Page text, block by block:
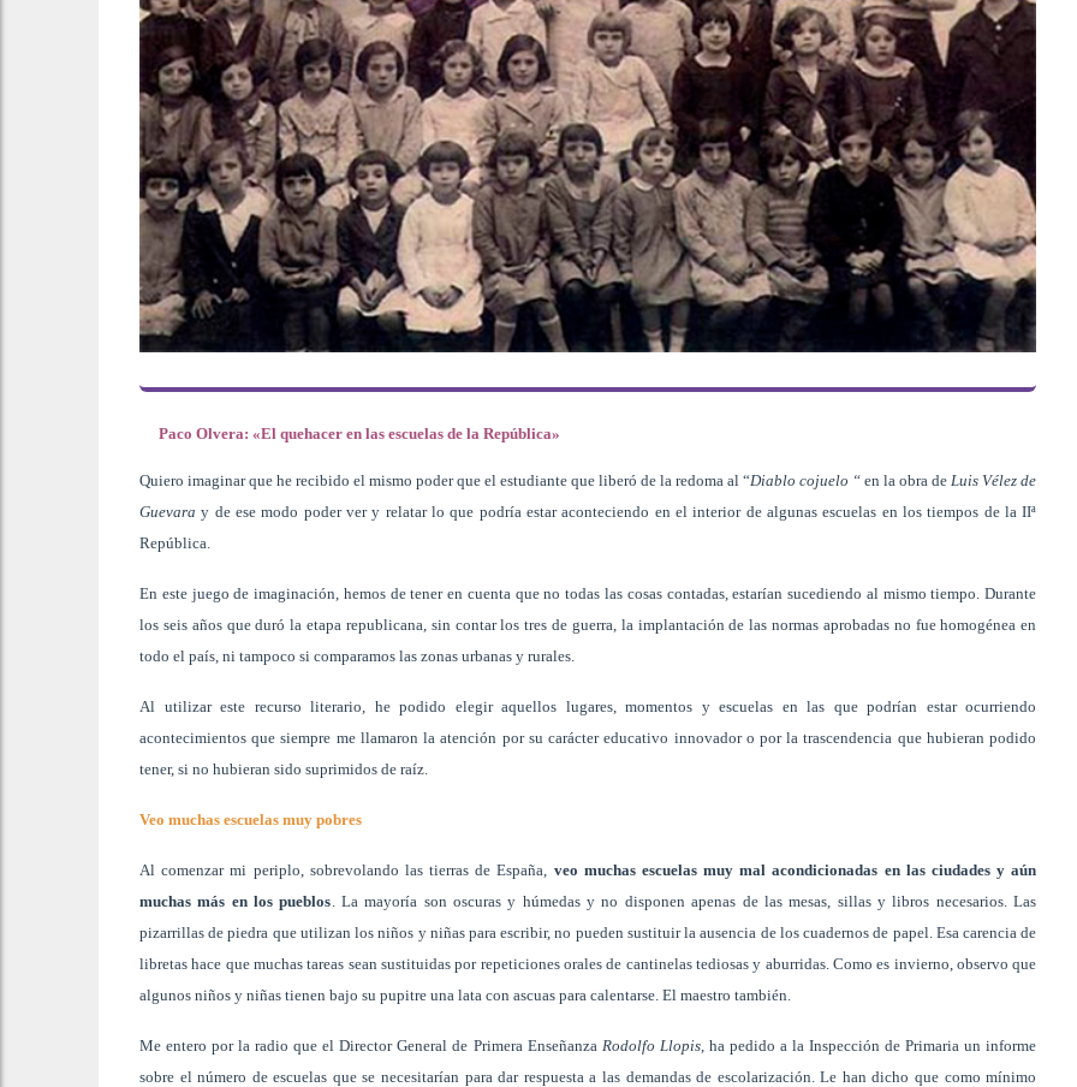
Paco Olvera: «El quehacer en las escuelas de la República»
Quiero imaginar que he recibido el mismo poder que el estudiante que liberó de la redoma al “Diablo cojuelo “en la obra de Luis Vélez de
Guevara y de ese modo poder ver y relatar lo que podría estar aconteciendo en el interior de algunas escuelas en los tiempos de la IIª
República.
En este juego de imaginación, hemos de tener en cuenta que no todas las cosas contadas, estarían sucediendo al mismo tiempo. Durante
los seis años que duró la etapa republicana, sin contar los tres de guerra, la implantación de las normas aprobadas no fue homogénea en
todo el país, ni tampoco si comparamos las zonas urbanas y rurales.
Al utilizar este recurso literario, he podido elegir aquellos lugares, momentos y escuelas en las que podrían estar ocurriendo
acontecimientos que siempre me llamaron la atención por su carácter educativo innovador o por la trascendencia que hubieran podido
tener, si no hubieran sido suprimidos de raíz.
Veo muchas escuelas muy pobres
Al comenzar mi periplo, sobrevolando las tierras de España, veo muchas escuelas muy mal acondicionadas en las ciudades y aún
muchas más en los pueblos. La mayoría son oscuras y húmedas y no disponen apenas de las mesas, sillas y libros necesarios. Las
pizarrillas de piedra que utilizan los niños y niñas para escribir, no pueden sustituir la ausencia de los cuadernos de papel. Esa carencia de
libretas hace que muchas tareas sean sustituidas por repeticiones orales de cantinelas tediosas y aburridas. Como es invierno, observo que
algunos niños y niñas tienen bajo su pupitre una lata con ascuas para calentarse. El maestro también.
Me entero por la radio que el Director General de Primera Enseñanza Rodolfo Llopis, ha pedido a la Inspección de Primaria un informe
sobre el número de escuelas que se necesitarían para dar respuesta a las demandas de escolarización. Le han dicho que como mínimo